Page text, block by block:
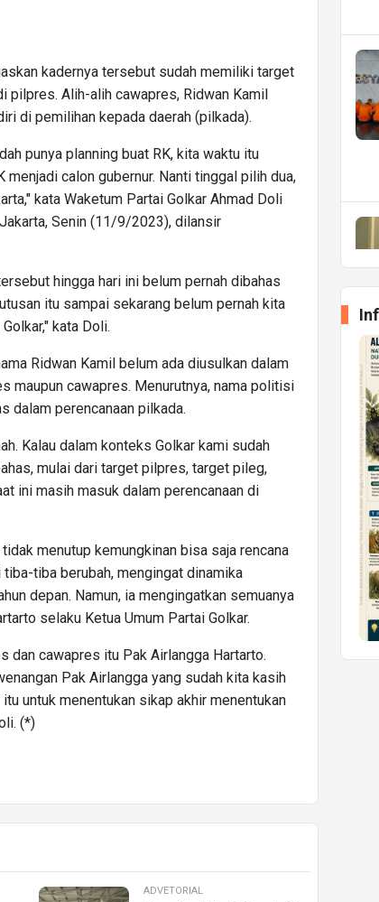
kadernya tersebut sudah memiliki target
pilpres. Alih-alih cawapres, Ridwan Kamil
di pemilihan kepada daerah (pilkada).
punya planning buat RK, kita waktu itu
calon gubernur. Nanti tinggal pilih dua,
kata Waketum Partai Golkar Ahmad Doli
Senin (11/9/2023), dilansir
hingga hari ini belum pernah dibahas
itu sampai sekarang belum pernah kita
kata Doli.
Ridwan Kamil belum ada diusulkan dalam
maupun cawapres. Menurutnya, nama politisi
dalam perencanaan pilkada.
Kalau dalam konteks Golkar kami sudah
mulai dari target pilpres, target pileg,
ini masih masuk dalam perencanaan di
menutup kemungkinan bisa saja rencana
tiba berubah, mengingat dinamika
depan. Namun, ia mengingatkan semuanya
selaku Ketua Umum Partai Golkar.
dan cawapres itu Pak Airlangga Hartarto.
Pak Airlangga yang sudah kita kasih
untuk menentukan sikap akhir menentukan
(*)
ADVETORIAL